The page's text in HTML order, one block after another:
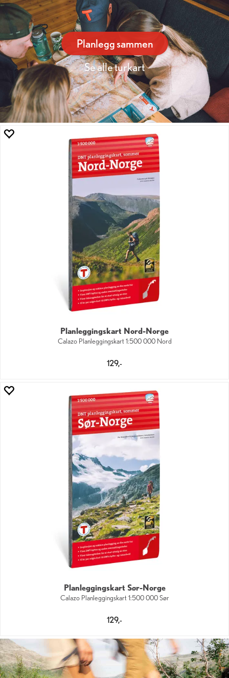
Planlegg sammen
Se alle turkart
Planleggingskart Nord-Norge
Calazo Planleggingskart 1:500 000 Nord
129,-
Planleggingskart Sør-Norge
Calazo Planleggingskart 1:500 000 Sør
129,-